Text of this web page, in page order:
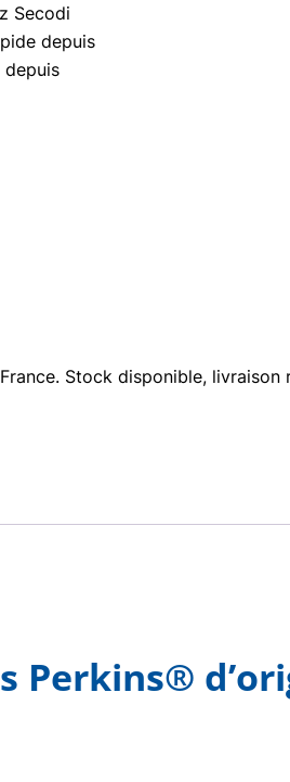
Secodi
depuis
depuis
Stock disponible, livraison
Perkins®